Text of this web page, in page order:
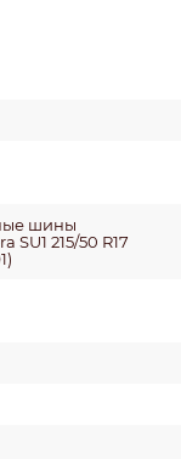
шины
SU1 215/50 R17